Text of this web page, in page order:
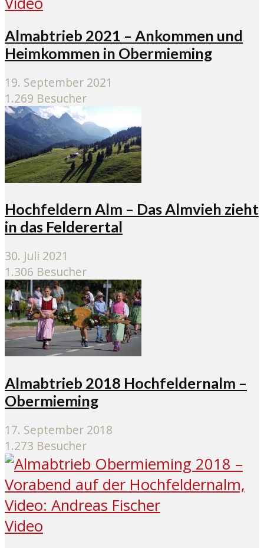
Almabtrieb 2021 – Ankommen und
Heimkommen in Obermieming
19. September 2021
1.269 Besucher
Hochfeldern Alm – Das Almvieh zieht
in das Felderertal
30. Juli 2021
1.306 Besucher
Almabtrieb 2018 Hochfeldernalm –
Obermieming
17. September 2018
1.273 Besucher
Video